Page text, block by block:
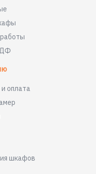
оплата
шкафов